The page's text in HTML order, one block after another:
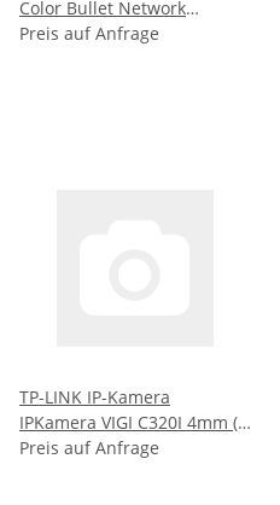
Color Bullet Network
Camera ( VIGI C340(4MM) )
Preis auf Anfrage
TP-LINK IP-Kamera
IPKamera VIGI C320I 4mm (
VIGI C320I(4MM) )
Preis auf Anfrage